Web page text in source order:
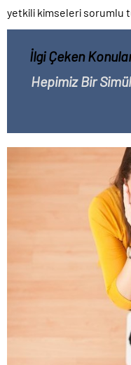
yetkili kimseleri sorumlu
İlgi Çeken
Hepimiz Bir